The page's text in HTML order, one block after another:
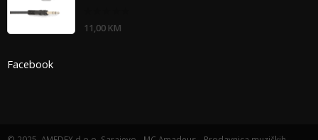
0
out
11,00 KM
Facebook